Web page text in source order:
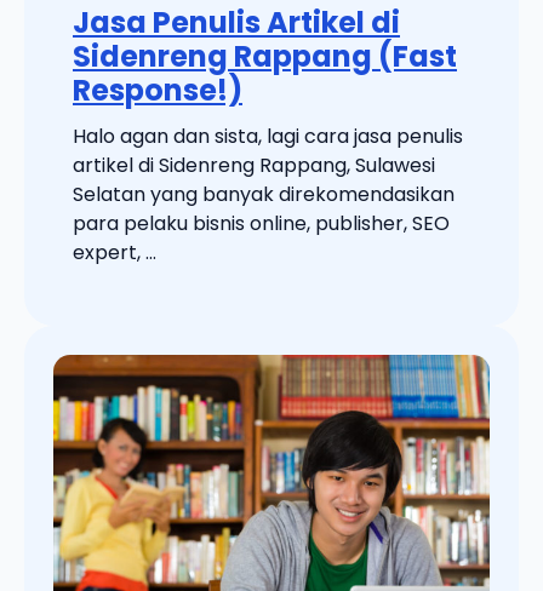
Jasa Penulis Artikel di
Sidenreng Rappang (Fast
Response!)
Halo agan dan sista, lagi cara jasa penulis
artikel di Sidenreng Rappang, Sulawesi
Selatan yang banyak direkomendasikan
para pelaku bisnis online, publisher, SEO
expert, ...